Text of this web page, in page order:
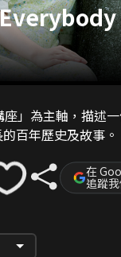
」為主軸，描述
百年歷史及故事。
在
追蹤